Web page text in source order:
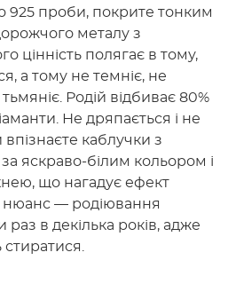
925 проби, покрите тонким
металу з
цінність полягає в тому,
а тому не темніє, не
Родій відбиває 80%
Не дряпається і не
каблучки з
яскраво-білим кольором і
що нагадує ефект
— родіювання
в декілька років, адже